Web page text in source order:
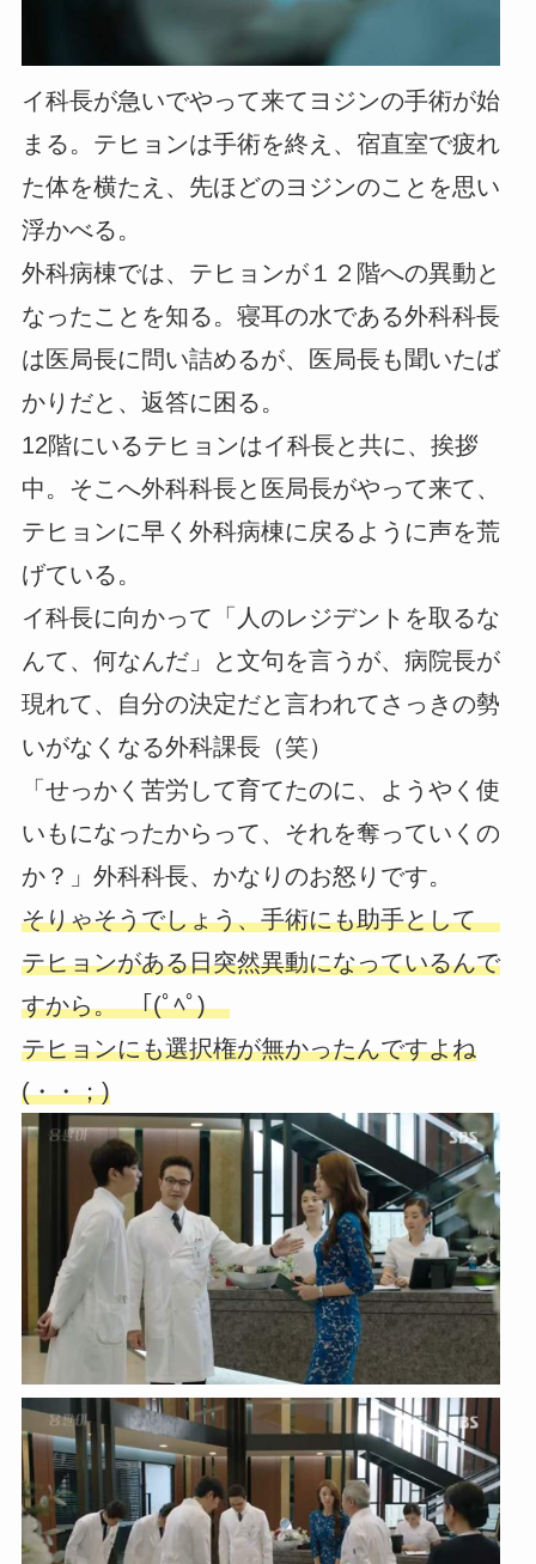
イ科長が急いでやって来てヨジンの手術が始
まる。テヒョンは手術を終え、宿直室で疲れ
た体を横たえ、先ほどのヨジンのことを思い
浮かべる。
外科病棟では、テヒョンが１２階への異動と
なったことを知る。寝耳の水である外科科長
は医局長に問い詰めるが、医局長も聞いたば
かりだと、返答に困る。
12階にいるテヒョンはイ科長と共に、挨拶
中。そこへ外科科長と医局長がやって来て、
テヒョンに早く外科病棟に戻るように声を荒
げている。
イ科長に向かって「人のレジデントを取るな
んて、何なんだ」と文句を言うが、病院長が
現れて、自分の決定だと言われてさっきの勢
いがなくなる外科課長（笑）
「せっかく苦労して育てたのに、ようやく使
いもになったからって、それを奪っていくの
か？」外科科長、かなりのお怒りです。
そりゃそうでしょう、手術にも助手として
テヒョンがある日突然異動になっているんで
すから。 ｢(ﾟﾍﾟ)
テヒョンにも選択権が無かったんですよね
(・・；)